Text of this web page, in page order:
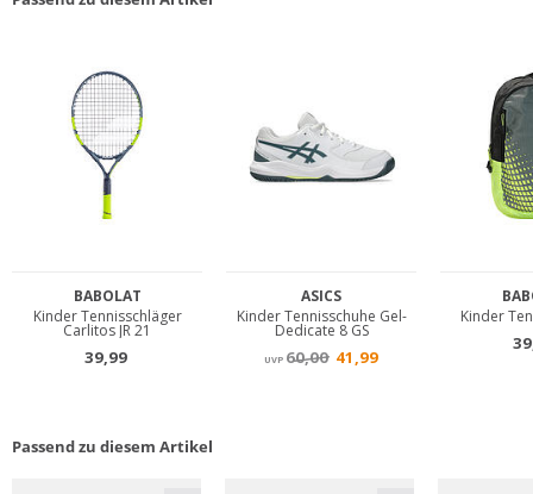
Passend zu diesem Artikel